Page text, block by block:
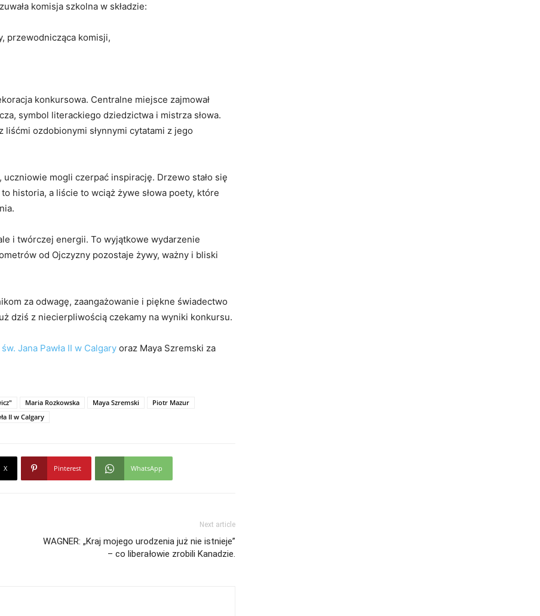
komisja szkolna w składzie:
przewodnicząca komisji,
konkursowa. Centralne miejsce zajmował
symbol literackiego dziedzictwa i mistrza słowa.
liśćmi ozdobionymi słynnymi cytatami z jego
uczniowie mogli czerpać inspirację. Drzewo stało się
historia, a liście to wciąż żywe słowa poety, które
i twórczej energii. To wyjątkowe wydarzenie
od Ojczyzny pozostaje żywy, ważny i bliski
za odwagę, zaangażowanie i piękne świadectwo
dziś z niecierpliwością czekamy na wyniki konkursu.
Jana Pawła II w Calgary oraz Maya Szremski za
Maria Rozkowska Maya Szremski
Piotr Mazur
II w Calgary
X Pinterest WhatsApp
Next article
WAGNER: „Kraj mojego urodzenia już nie istnieje”
– co liberałowie zrobili Kanadzie.